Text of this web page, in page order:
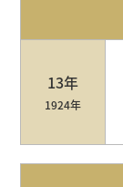
13年
1924年